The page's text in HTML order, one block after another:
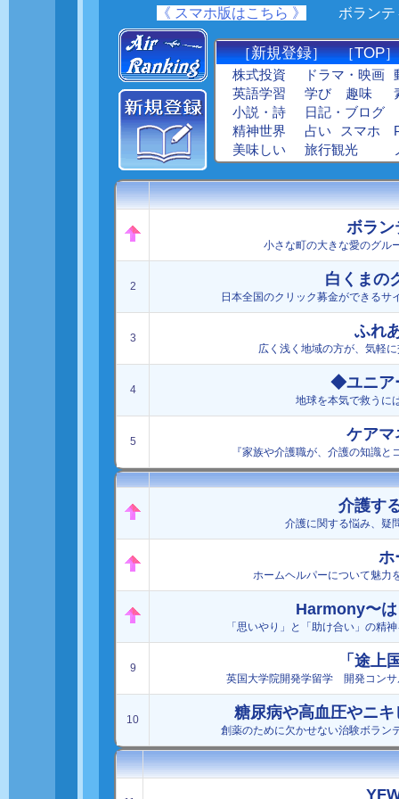
《 スマホ版はこちら 》 ボランテ
［新規登録］ ［TOP
株式投資
英語学習
小説・詩
精神世界
美味しい
ドラマ・映画
学び
趣味
日記・ブログ
占い
スマホ
旅行観光
ボラン
小さな町の大きな愛のグル
2 白くまの
日本全国のクリック募金ができるサ
3 ふれ
広く浅く地域の方が、気軽
4 ◆ユニア
地球を本気で救うに
5 ケア
『家族や介護職が、介護の知識
介護す
介護に関する悩み、疑
ホ
ホームヘルパーについて魅力
Harmony〜
「思いやり」と「助け合い」の精
9 「途上
英国大学院開発学留学 開発コンサ
10 糖尿病や高血圧やニ
創薬のために欠かせない治験ボラン